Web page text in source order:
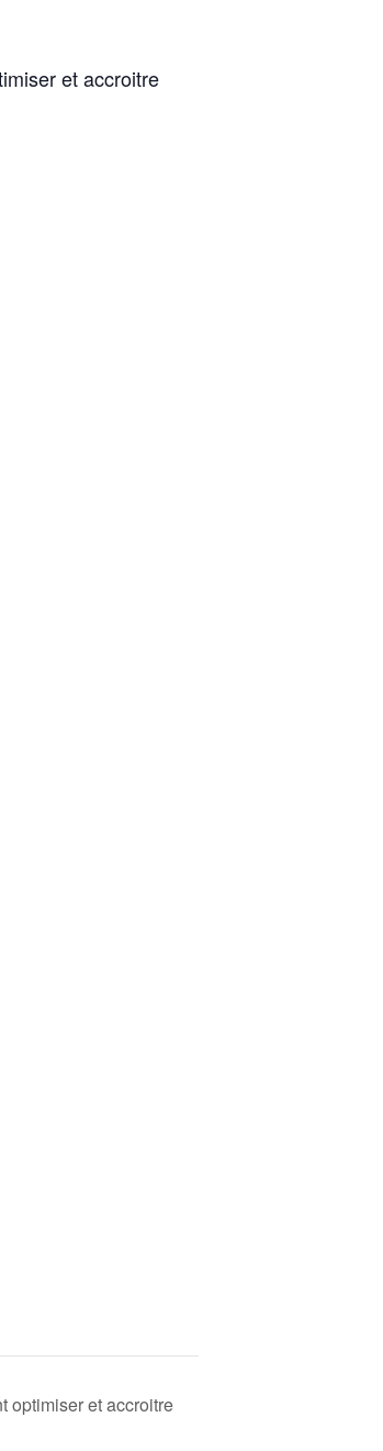
et accroitre
optimiser et accroitre